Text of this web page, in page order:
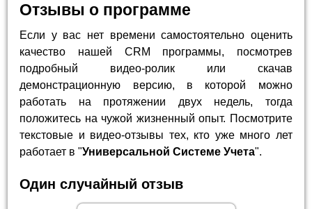
Отзывы о программе
Если у вас нет времени самостоятельно оценить
качество нашей CRM программы, посмотрев
подробный видео-ролик или скачав
демонстрационную версию, в которой можно
работать на протяжении двух недель, тогда
положитесь на чужой жизненный опыт. Посмотрите
текстовые и видео-отзывы тех, кто уже много лет
работает в "Универсальной Системе Учета".
Один случайный отзыв